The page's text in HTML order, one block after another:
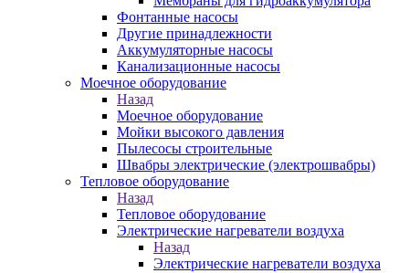
Фонтанные насосы
Другие принадлежности
Аккумуляторные насосы
Канализационные насосы
Моечное оборудование
Назад
Моечное оборудование
Мойки высокого давления
Пылесосы строительные
Швабры электрические (электрошвабры)
Тепловое оборудование
Назад
Тепловое оборудование
Электрические нагреватели воздуха
Назад
Электрические нагреватели воздуха